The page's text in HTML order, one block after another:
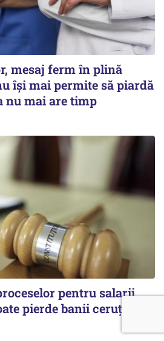
mesaj ferm în plină
își mai permite să piardă
nu mai are timp
pentru salarii
pierde banii ceruți